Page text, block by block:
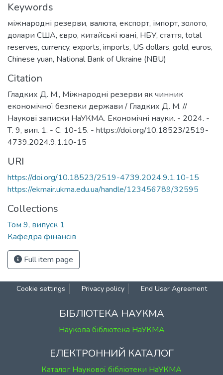
Keywords
міжнародні резерви, валюта, експорт, імпорт, золото,
долари США, євро, китайські юані, НБУ, стаття, total
reserves, currency, exports, imports, US dollars, gold, euros,
Chinese yuan, National Bank of Ukraine (NBU)
Citation
Гладких Д. М., Міжнародні резерви як чинник
економічної безпеки держави / Гладких Д. М. //
Наукові записки НаУКМА. Економічні науки. - 2024. -
Т. 9, вип. 1. - C. 10-15. - https://doi.org/10.18523/2519-
4739.2024.9.1.10-15
URI
https://doi.org/10.18523/2519-4739.2024.9.1.10-15
https://ekmair.ukma.edu.ua/handle/123456789/32595
Collections
Том 9, випуск 1
Кафедра фінансів
Full item page
Cookie settings Privacy policy End User Agreement
БІБЛІОТЕКА НАУКМА
Наукова бібліотека НаУКМА
ЕЛЕКТРОННИЙ КАТАЛОГ
Каталог Наукової бібліотеки НаУКМА